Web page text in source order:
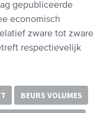
gepubliceerde
economisch
zware tot zware
respectievelijk
BEURS VOLUMES